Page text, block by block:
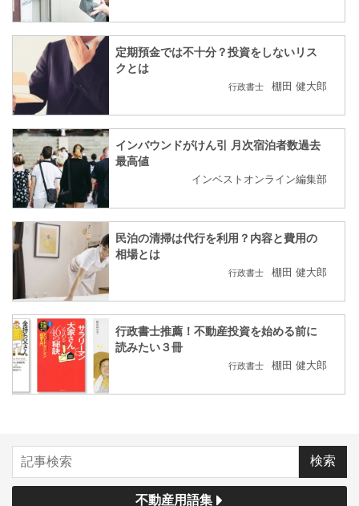
定期預金では不十分？投資をしないリス
クとは
行政書士 棚田 健大郎
インバウンドがけん引 月次宿泊者数過去
最高値
インベストオンライン編集部
民泊の清掃は代行を利用？内容と費用の
相場とは
行政書士 棚田 健大郎
行政書士推薦！不動産投資を始める前に
読みたい３冊
行政書士 棚田 健大郎
不動産用語集